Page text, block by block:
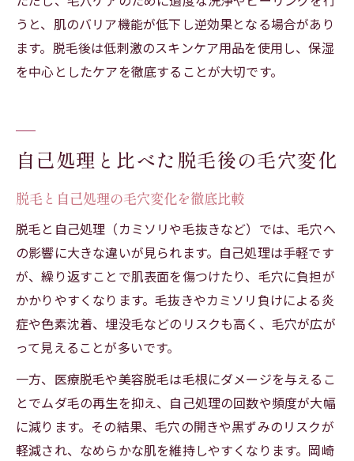
うと、肌のバリア機能が低下し逆効果となる場合があり
ます。脱毛後は低刺激のスキンケア用品を使用し、保湿
を中心としたケアを徹底することが大切です。
自己処理と比べた脱毛後の毛穴変化
脱毛と自己処理の毛穴変化を徹底比較
脱毛と自己処理（カミソリや毛抜きなど）では、毛穴へ
の影響に大きな違いが見られます。自己処理は手軽です
が、繰り返すことで肌表面を傷つけたり、毛穴に負担が
かかりやすくなります。毛抜きやカミソリ負けによる炎
症や色素沈着、埋没毛などのリスクも高く、毛穴が広が
って見えることが多いです。
一方、医療脱毛や美容脱毛は毛根にダメージを与えるこ
とでムダ毛の再生を抑え、自己処理の回数や頻度が大幅
に減ります。その結果、毛穴の開きや黒ずみのリスクが
軽減され、なめらかな肌を維持しやすくなります。岡崎